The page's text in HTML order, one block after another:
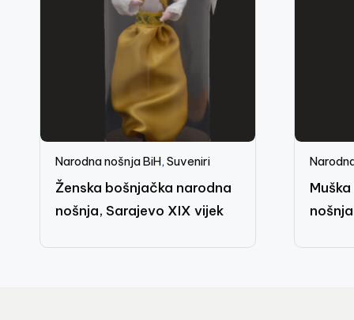
Narodna nošnja BiH, Suveniri
Ženska bošnjačka narodna
nošnja, Sarajevo XIX vijek